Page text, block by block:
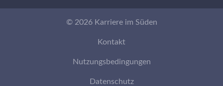
© 2026 Karriere im Süden
Kontakt
Nutzungsbedingungen
Datenschutz